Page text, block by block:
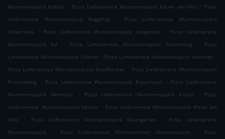
Wurmannsquick Edstall
. Pizza Lieferservice Wurmannsquick Karrer am Holz . Pizza
Lieferservice Wurmannsquick Rogglfing
.
Pizza Lieferservice Wurmannsquick
Scherrwies
. Pizza Lieferservice Wurmannsquick Langeneck .
Pizza Lieferservice
Wurmannsquick Ed
. Pizza Lieferservice Wurmannsquick Schmelling .
Pizza
Lieferservice Wurmannsquick Oberöd . Pizza Lieferservice Wurmannsquick Vorleiten .
Pizza Lieferservice Wurmannsquick Straßhäuser . Pizza Lieferservice Wurmannsquick
Frotzenberg
. Pizza Lieferservice Wurmannsquick Kreuzhäusl . Pizza Lieferservice
Wurmannsquick Hennthal
. Pizza Lieferservice Wurmannsquick Einöd .
Pizza
Lieferservice Wurmannsquick Dersch
. Pizza Lieferservice Wurmannsquick Maier am
Holz
. Pizza Lieferservice Wurmannsquick Baumgarten .
Pizza Lieferservice
Wurmannsquick
. Pizza Lieferservice Mitterskirchen Hammersbach .
Pizza